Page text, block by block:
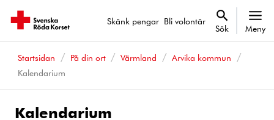
Skänk pengar Bli volontär
Sök Meny
Startsidan På din ort Värmland
Arvika kommun
Kalendarium
Kalendarium